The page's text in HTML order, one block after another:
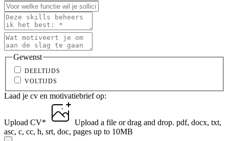
Gewenst
DEELTIJDS
VOLTIJDS
Laad je cv en motivatiebrief op:
Upload CV* Upload a file or drag and drop. pdf, docx, txt,
asc, c, cc, h, srt, doc, pages up to 10MB